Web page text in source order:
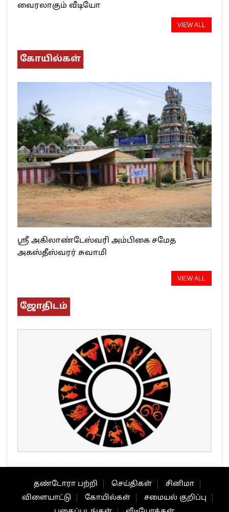
வைரலாகும் வீடியோ
VIEW ALL
கோயில்கள்
ஸ்ரீ அகிலாண்டேஸ்வரி அம்பிகை சமேத
அகஸ்தீஸ்வரர் சுவாமி
VIEW ALL
ஜோதிடம்
தண்டோரா பற்றி செய்திகள்
சினிமா
விளையாட்டு
கோயில்கள்
சமையல் குறிப்பு